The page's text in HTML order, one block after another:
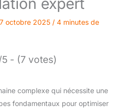
expert
octobre 2025 / 4 minutes de
- (7 votes)
complexe qui nécessite une
fondamentaux pour optimiser